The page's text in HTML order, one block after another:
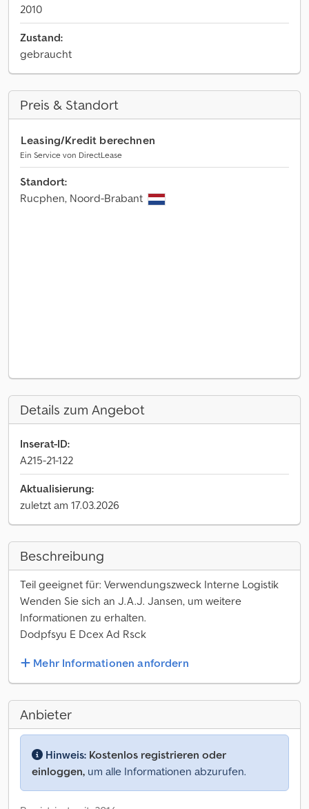
2010
Zustand:
gebraucht
Preis & Standort
Leasing/Kredit berechnen
Ein Service von DirectLease
Standort:
Rucphen, Noord-Brabant
Details zum Angebot
Inserat-ID:
A215-21-122
Aktualisierung:
zuletzt am 17.03.2026
Beschreibung
Teil geeignet für: Verwendungszweck Interne Logistik
Wenden Sie sich an J.A.J. Jansen, um weitere
Informationen zu erhalten.
Dodpfsyu E Dcex Ad Rsck
Mehr Informationen anfordern
Anbieter
Hinweis: Kostenlos registrieren oder
einloggen, um alle Informationen abzurufen.